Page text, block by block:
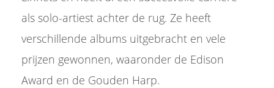
als solo-artiest achter de rug. Ze heeft
verschillende albums uitgebracht en vele
prijzen gewonnen, waaronder de Edison
Award en de Gouden Harp.